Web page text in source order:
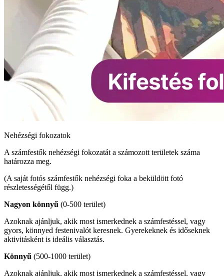
Nehézségi fokozatok
A számfestők nehézségi fokozatát a számozott területek száma
határozza meg.
(A saját fotós számfestők nehézségi foka a beküldött fotó
részletességétől függ.)
Nagyon könnyű (0-500 terület)
Azoknak ajánljuk, akik most ismerkednek a számfestéssel, vagy
gyors, könnyed festenivalót keresnek. Gyerekeknek és időseknek
aktivitásként is ideális választás.
Könnyű (500-1000 terület)
Azoknak ajánljuk, akik most ismerkednek a számfestéssel, vagy